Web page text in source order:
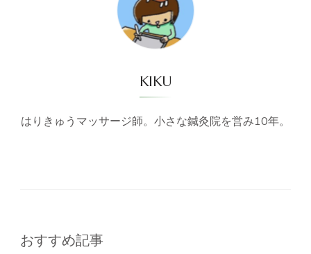
KIKU
はりきゅうマッサージ師。小さな鍼灸院を営み10年。
おすすめ記事